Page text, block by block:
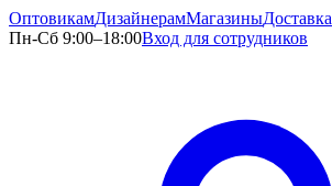
ОптовикамДизайнерамМагазиныДоставка
Пн-Сб 9:00–18:00Вход для сотрудников